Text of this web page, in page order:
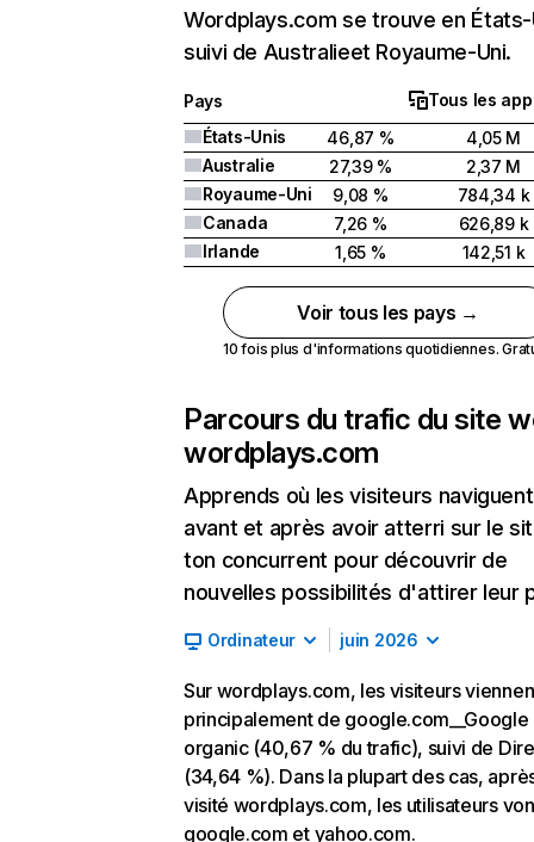
Wordplays.com se trouve en États-
suivi de Australieet Royaume-Uni.
Pays
Tous les
États-Unis
46,87 %
4,05 M
Australie
27,39 %
2,37 M
Royaume-Uni
9,08 %
784,34 k
Canada
7,26 %
626,89 k
Irlande
1,65 % 142,51 k
Voir tous les pays →
10 fois plus d'informations quotidiennes.
Parcours du trafic du site
wordplays.com
Apprends où les visiteurs naviguent
avant et après avoir atterri sur le
ton concurrent pour découvrir de
nouvelles possibilités d'attirer leur
Ordinateur juin 2026
Sur wordplays.com, les visiteurs
principalement de google.com__Google
organic (40,67 % du trafic), suivi de
(34,64 %). Dans la plupart des cas,
visité wordplays.com, les utilisateurs
google.com et yahoo.com.